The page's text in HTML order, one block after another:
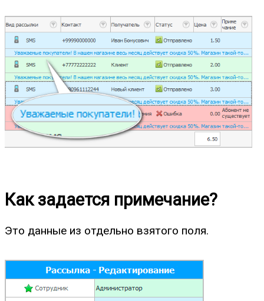
Как задается примечание?
Это данные из отдельно взятого поля.